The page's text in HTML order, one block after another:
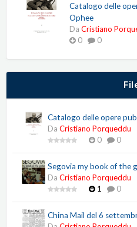
Catalogo delle
Ophee
Da Cristiano
0
0
Catalogo delle opere
Da Cristiano Porqueddu
0
0
Segovia my book of the
Da Cristiano Porqueddu
1
0
China Mail del 6